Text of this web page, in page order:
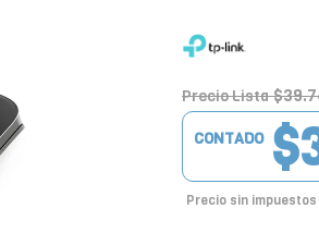
Precio Lista
CONTADO
Precio sin